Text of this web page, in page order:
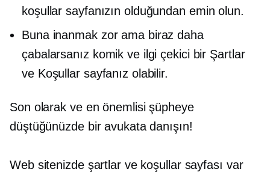
koşullar sayfanızın olduğundan emin olun.
Buna inanmak zor ama biraz daha
çabalarsanız komik ve ilgi çekici bir Şartlar
ve Koşullar sayfanız olabilir.
Son olarak ve en önemlisi şüpheye
düştüğünüzde bir avukata danışın!
Web sitenizde şartlar ve koşullar sayfası var